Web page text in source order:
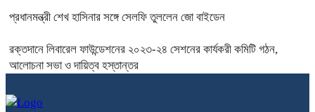
প্রধানমন্ত্রী শেখ হাসিনার সঙ্গে সেলফি তুললেন জো বাইডেন
রক্তদানে লিবারেল ফাউন্ডেশনের ২০২৩-২৪ সেশনের কার্যকরী কমিটি গঠন,
আলোচনা সভা ও দায়িত্ব হস্তান্তর